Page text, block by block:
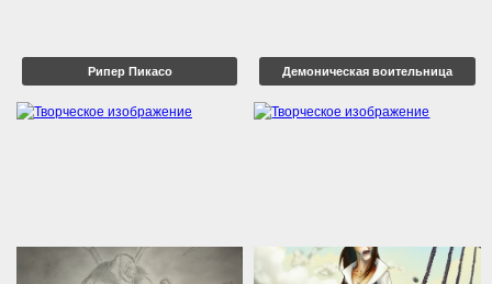
Рипер Пикасо Демоническая воительница